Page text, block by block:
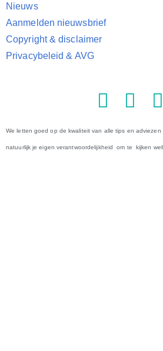
Nieuws
Aanmelden nieuwsbrief
Copyright & disclaimer
Privacybeleid & AVG
We letten goed op de kwaliteit van alle tips en
natuurlijk je eigen verantwoordelijkheid om te kijken